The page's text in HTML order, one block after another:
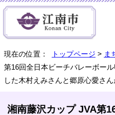
現在の位置： トップページ > ま
第16回全日本ビーチバレーボー
した木村えみさんと郷原心愛さ
湘南藤沢カップ JVA第